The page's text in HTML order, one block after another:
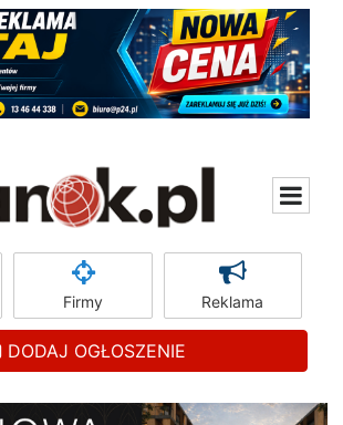
Firmy Reklama
DODAJ OGŁOSZENIE